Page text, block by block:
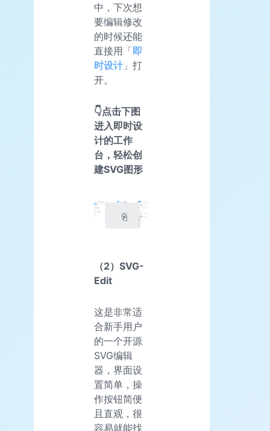
中，下次想
要编辑修改
的时候还能
直接用「即
时设计 」打
开。
👇点击下图
进入即时设
计的工作
台，轻松创
建SVG图形
（2）SVG-
Edit
这是非常适
合新手用户
的一个开源
SVG编辑
器，界面设
置简单，操
作按钮简便
且直观，很
容易就能找